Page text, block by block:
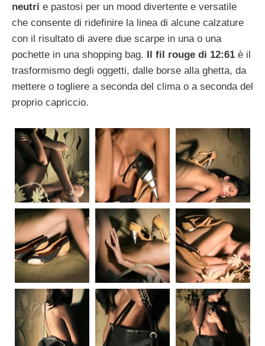
neutri e pastosi per un mood divertente e versatile
che consente di ridefinire la linea di alcune calzature
con il risultato di avere due scarpe in una o una
pochette in una shopping bag. Il fil rouge di 12:61 è il
trasformismo degli oggetti, dalle borse alla ghetta, da
mettere o togliere a seconda del clima o a seconda del
proprio capriccio.